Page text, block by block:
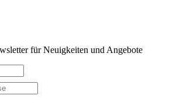
für Neuigkeiten und Angebote